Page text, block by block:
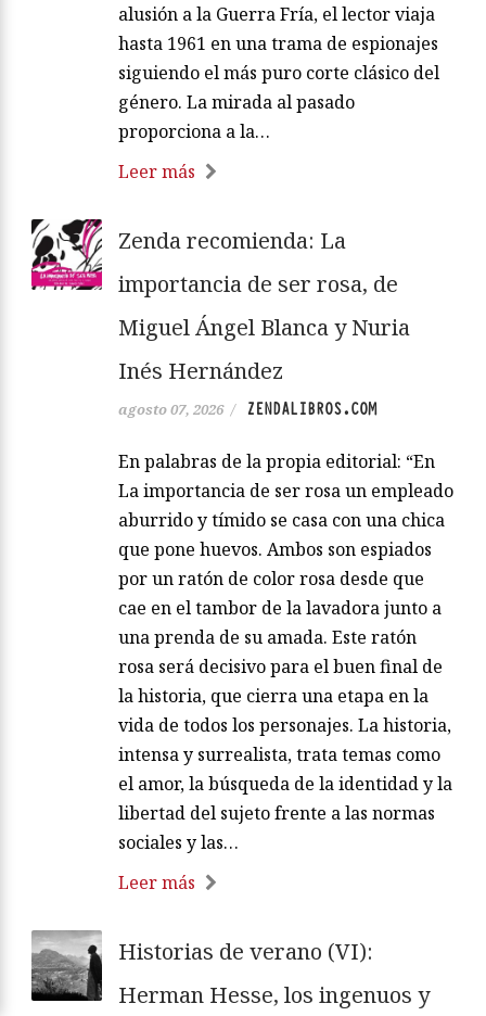
alusión a la Guerra Fría, el lector viaja
hasta 1961 en una trama de espionajes
siguiendo el más puro corte clásico del
género. La mirada al pasado
proporciona a la…
Leer más
Zenda recomienda: La
importancia de ser rosa, de
Miguel Ángel Blanca y Nuria
Inés Hernández
agosto 07, 2026 / ZENDALIBROS.COM
En palabras de la propia editorial: “En
La importancia de ser rosa un empleado
aburrido y tímido se casa con una chica
que pone huevos. Ambos son espiados
por un ratón de color rosa desde que
cae en el tambor de la lavadora junto a
una prenda de su amada. Este ratón
rosa será decisivo para el buen final de
la historia, que cierra una etapa en la
vida de todos los personajes. La historia,
intensa y surrealista, trata temas como
el amor, la búsqueda de la identidad y la
libertad del sujeto frente a las normas
sociales y las…
Leer más
Historias de verano (VI):
Herman Hesse, los ingenuos y